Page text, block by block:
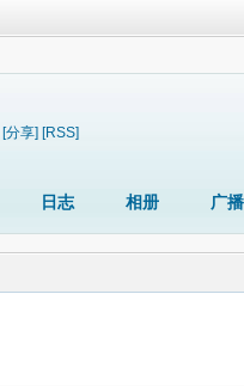
[分享] [RSS]
日志 相册 广播